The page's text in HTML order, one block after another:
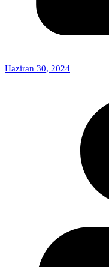
Haziran 30, 2024